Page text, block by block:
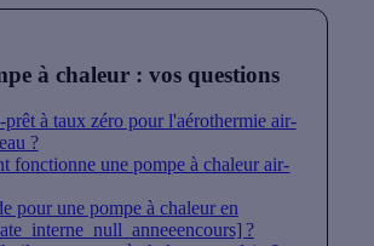
à chaleur : vos questions
prêt à taux zéro pour l'aérothermie air-
?
fonctionne une pompe à chaleur air-
pour une pompe à chaleur en
?